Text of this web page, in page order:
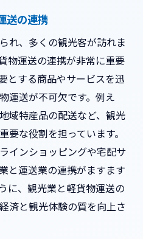
のメリット
える柔軟な運送サービス
た運送ルートの最適化
ニケーション強化
が生み出す安心感
送が京都市で必要とさ
る現代社会の背景
す顧客満足度
送の連携
れ、多くの観光客が訪れま
物運送の連携が非常に重要
とする商品やサービスを迅
運送が不可欠です。例え
域特産品の配送など、観光
な役割を担っています。
インショッピングや宅配サ
と運送業の連携がますます
に、観光業と軽貨物運送の
済と観光体験の質を向上さ